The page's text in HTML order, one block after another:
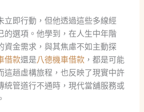
立即行動，但他透過這些多線經
的選項。他學到，在人生中年階
資金需求，與其焦慮不如主動探
借款還是八德機車借款 ，都是可能
這趟虛構旅程，也反映了現實中許
管道行不通時，現代當舖服務或